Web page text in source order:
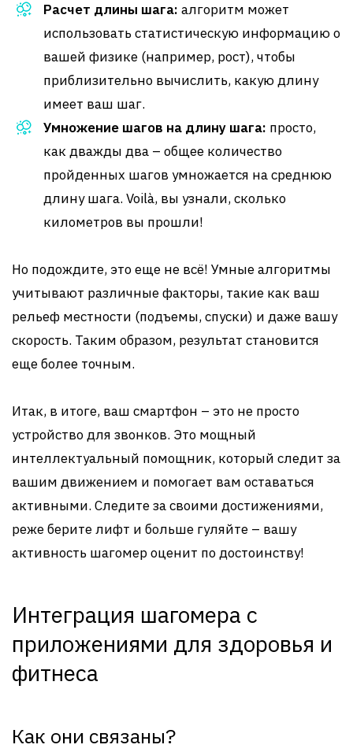
Расчет длины шага: алгоритм может
использовать статистическую информацию о
вашей физике (например, рост), чтобы
приблизительно вычислить, какую длину
имеет ваш шаг.
Умножение шагов на длину шага: просто,
как дважды два – общее количество
пройденных шагов умножается на среднюю
длину шага. Voilà, вы узнали, сколько
километров вы прошли!
Но подождите, это еще не всё! Умные алгоритмы
учитывают различные факторы, такие как ваш
рельеф местности (подъемы, спуски) и даже вашу
скорость. Таким образом, результат становится
еще более точным.
Итак, в итоге, ваш смартфон – это не просто
устройство для звонков. Это мощный
интеллектуальный помощник, который следит за
вашим движением и помогает вам оставаться
активными. Следите за своими достижениями,
реже берите лифт и больше гуляйте – вашу
активность шагомер оценит по достоинству!
Интеграция шагомера с
приложениями для здоровья и
фитнеса
Как они связаны?